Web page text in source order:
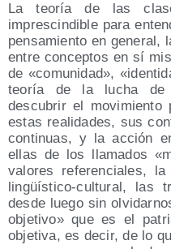
La teoría de las
imprescindible para
pensamiento en general,
entre conceptos en sí
de «comunidad»,
teoría de la lucha de
descubrir el movimiento
estas realidades, sus
continuas, y la acción
ellas de los llamados
valores referenciales,
lingüístico-cultural, las
desde luego sin
objetivo» que es el
objetiva, es decir, de lo